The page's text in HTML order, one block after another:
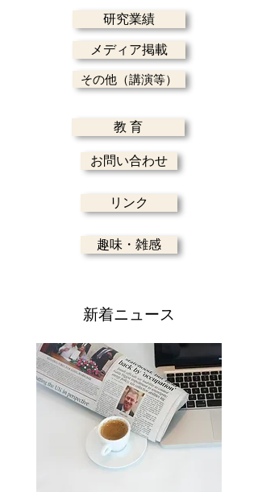
研究業績
メディア掲載
その他（講演等）
教 育
お問い合わせ
リンク
趣味・雑感
新着ニュース